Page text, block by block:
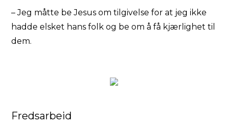
– Jeg måtte be Jesus om tilgivelse for at jeg ikke
hadde elsket hans folk og be om å få kjærlighet til
dem.
Fredsarbeid